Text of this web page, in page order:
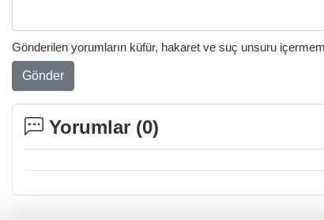
Gönderilen yorumların küfür, hakaret ve suç unsuru
Gönder
Yorumlar (0)